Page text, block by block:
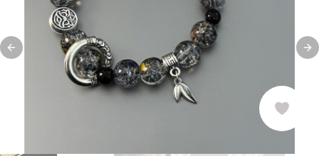
Previous slide